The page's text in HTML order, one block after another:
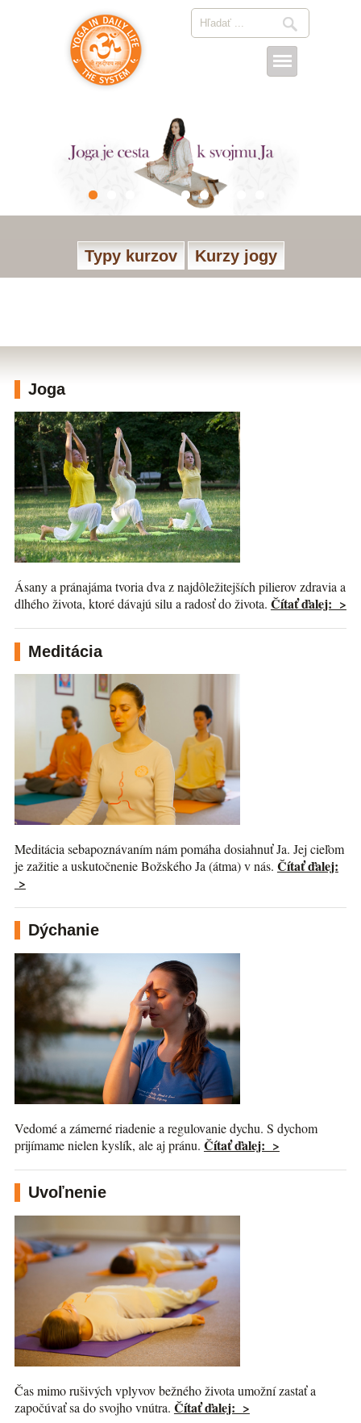
Typy kurzov Kurzy jogy
Joga
Ásany a pránajáma tvoria dva z najdôležitejších pilierov zdravia a
dlhého života, ktoré dávajú silu a radosť do života. Čítať ďalej: >
Meditácia
Meditácia sebapoznávaním nám pomáha dosiahnuť Ja. Jej cieľom
je zažitie a uskutočnenie Božského Ja (átma) v nás. Čítať ďalej:
>
Dýchanie
Vedomé a zámerné riadenie a regulovanie dychu. S dychom
prijímame nielen kyslík, ale aj pránu. Čítať ďalej: >
Uvoľnenie
Čas mimo rušivých vplyvov bežného života umožní zastať a
započúvať sa do svojho vnútra. Čítať ďalej: >